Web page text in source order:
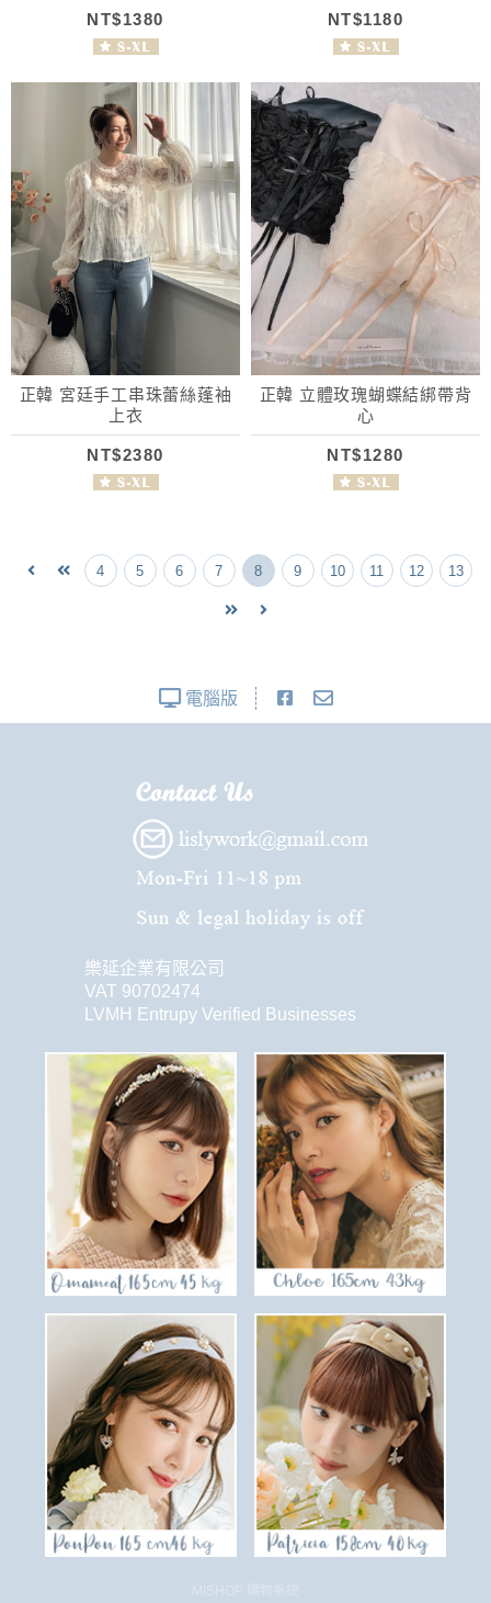
NT$1380 NT$1180
正韓 宮廷手工串珠蕾絲蓬袖
上衣
NT$2380
正韓 立體玫瑰蝴蝶結綁帶背
心
NT$1280
4 5 6 7 8 9 10 11 12 13
電腦版
樂延企業有限公司
VAT 90702474
LVMH Entrupy Verified Businesses